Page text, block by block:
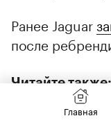
Ранее Jaguar
после
Читайте также:
От BMW-
Главная